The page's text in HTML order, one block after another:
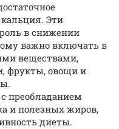
Эти
в снижении
важно включать в
веществами,
фрукты, овощи и
преобладанием
и полезных жиров,
диеты.